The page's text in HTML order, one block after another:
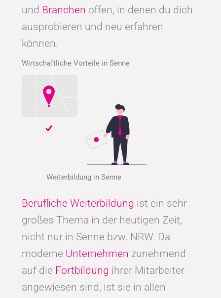
und Branchen offen, in denen du dich
ausprobieren und neu erfahren
können.
Wirtschaftliche Vorteile in Senne
Weiterbildung in Senne
Berufliche Weiterbildung ist ein sehr
großes Thema in der heutigen Zeit,
nicht nur in Senne bzw. NRW. Da
moderne Unternehmen zunehmend
auf die Fortbildung ihrer Mitarbeiter
angewiesen sind, ist sie in allen